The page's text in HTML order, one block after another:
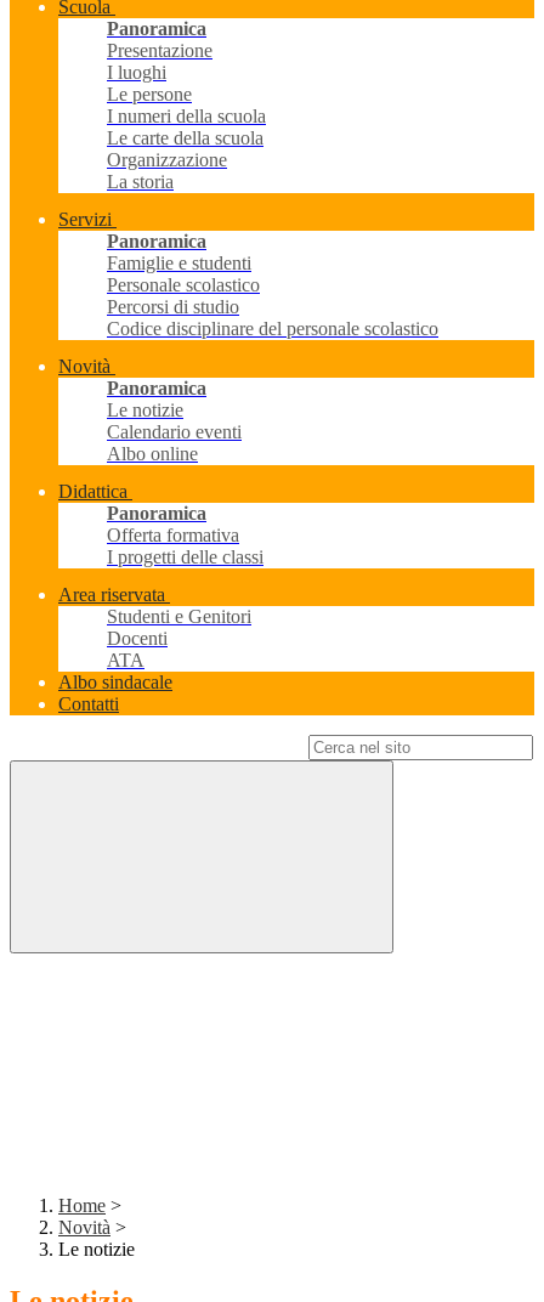
Scuola
Panoramica
Presentazione
I luoghi
Le persone
I numeri della scuola
Le carte della scuola
Organizzazione
La storia
Servizi
Panoramica
Famiglie e studenti
Personale scolastico
Percorsi di studio
Codice disciplinare del personale scolastico
Novità
Panoramica
Le notizie
Calendario eventi
Albo online
Didattica
Panoramica
Offerta formativa
I progetti delle classi
Area riservata
Studenti e Genitori
Docenti
ATA
Albo sindacale
Contatti
Home >
Novità >
Le notizie